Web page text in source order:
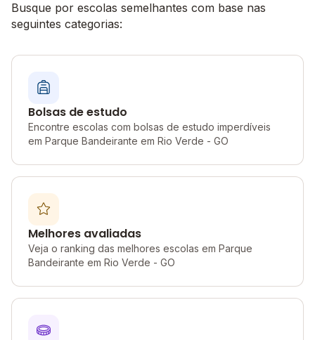
Busque por escolas semelhantes com base nas
seguintes categorias:
Bolsas de estudo
Encontre escolas com bolsas de estudo imperdíveis
em Parque Bandeirante em Rio Verde - GO
Melhores avaliadas
Veja o ranking das melhores escolas em Parque
Bandeirante em Rio Verde - GO